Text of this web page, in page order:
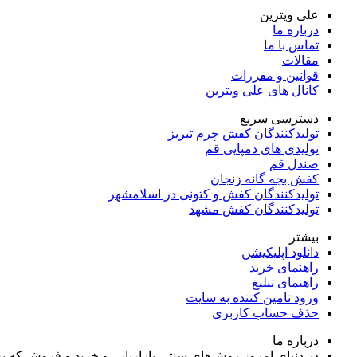
علی ویترین
درباره ما
تماس با ما
مقالات
قوانین و مقررات
کانال های علی ویترین
دسترسی سریع
تولیدکنندگان کفش چرم تبریز
تولیدی های دمپایی قم
صندل قم
کفش بچه گانه زنجان
تولیدکنندگان کفش و کتونی در اسلامشهر
تولیدکنندگان کفش مشهد
بیشتر
دانلود اپلیکیشن
راهنمای خرید
راهنمای تبلیغ
ورود تامین کننده به سایت
حذف حساب کاربری
درباره ما